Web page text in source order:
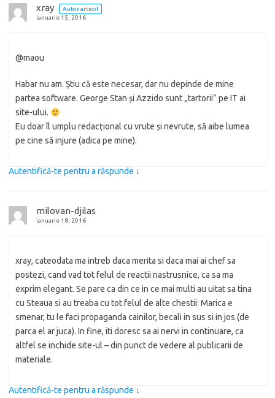
xray
Autor articol
ianuarie 15, 2016
@maou
Habar nu am. Știu că este necesar, dar nu depinde de mine
partea software. George Stan și Azzido sunt „tartorii” pe IT ai
site-ului.
Eu doar îl umplu redacțional cu vrute și nevrute, să aibe lumea
pe cine să injure (adica pe mine).
Autentifică-te pentru a răspunde ↓
milovan-djilas
ianuarie 18, 2016
xray, cateodata ma intreb daca merita si daca mai ai chef sa
postezi, cand vad tot felul de reactii nastrusnice, ca sa ma
exprim elegant. Se pare ca din ce in ce mai multi au uitat sa tina
cu Steaua si au treaba cu tot felul de alte chestii: Marica e
smenar, tu le faci propaganda cainilor, becali in sus si in jos (de
parca el ar juca). In fine, iti doresc sa ai nervi in continuare, ca
altfel se inchide site-ul – din punct de vedere al publicarii de
materiale.
Autentifică-te pentru a răspunde ↓